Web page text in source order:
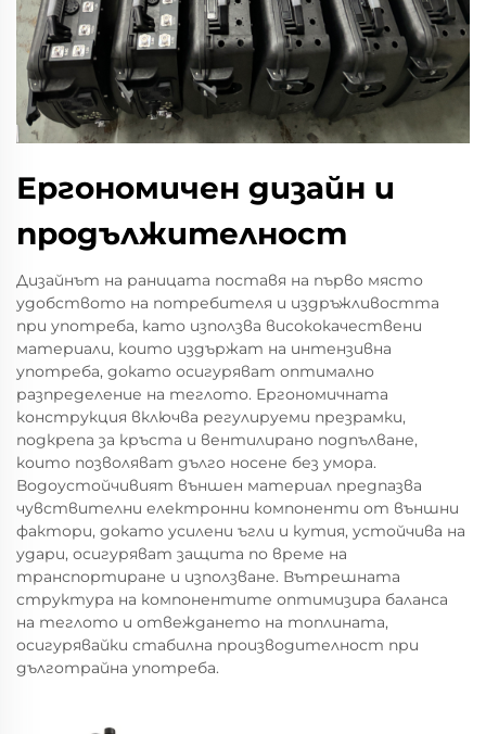
Ергономичен дизайн и
продължителност
Дизайнът на раницата поставя на първо място
удобството на потребителя и издръжливостта
при употреба, като използва висококачествени
материали, които издържат на интензивна
употреба, докато осигуряват оптимално
разпределение на теглото. Ергономичната
конструкция включва регулируеми презрамки,
подкрепа за кръста и вентилирано подпълване,
които позволяват дълго носене без умора.
Водоустойчивият външен материал предпазва
чувствителни електронни компоненти от външни
фактори, докато усилени ъгли и кутия, устойчива на
удари, осигуряват защита по време на
транспортиране и използване. Вътрешната
структура на компонентите оптимизира баланса
на теглото и отвеждането на топлината,
осигурявайки стабилна производителност при
дълготрайна употреба.